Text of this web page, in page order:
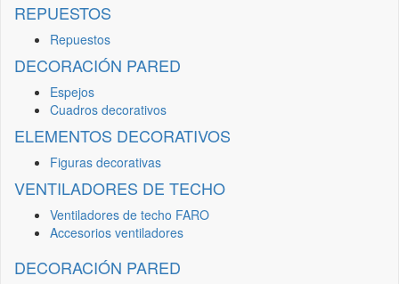
REPUESTOS
Repuestos
DECORACIÓN PARED
Espejos
Cuadros decorativos
ELEMENTOS DECORATIVOS
Figuras decorativas
VENTILADORES DE TECHO
Ventiladores de techo FARO
Accesorios ventiladores
DECORACIÓN PARED